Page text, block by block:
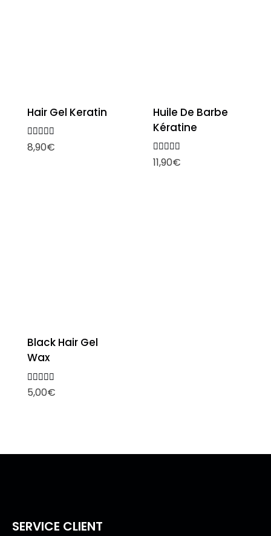
Hair Gel Keratin
Note
5.00
8,90€
Huile De Barbe
Kératine
Note
5.00
11,90€
Black Hair Gel
Wax
Note
5.00
5,00€
SERVICE CLIENT